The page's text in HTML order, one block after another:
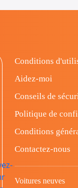
Conditions
Aidez-moi
Conseils de
Politique de
Conditions
Contactez-nous
Voitures neuves